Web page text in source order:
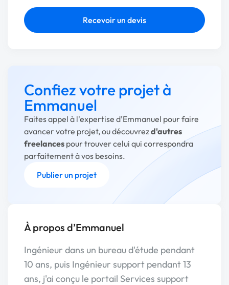
Recevoir un devis
Confiez votre projet à
Emmanuel
Faites appel à l'expertise d’Emmanuel pour faire
avancer votre projet, ou découvrezd'autres
freelances pour trouver celui qui correspondra
parfaitement à vos besoins.
Publier un projet
À propos d’Emmanuel
Ingénieur dans un bureau d'étude pendant
10 ans, puis Ingénieur support pendant 13
ans, j'ai conçu le portail Services support